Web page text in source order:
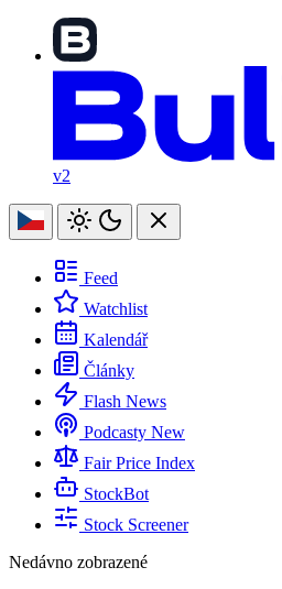
v2
Feed
Watchlist
Kalendář
Články
Flash News
Podcasty New
Fair Price Index
StockBot
Stock Screener
Nedávno zobrazené